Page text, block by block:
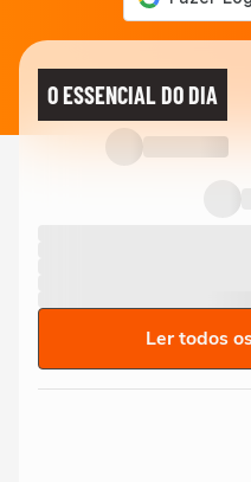
O ESSENCIAL DO DIA
Ler todos